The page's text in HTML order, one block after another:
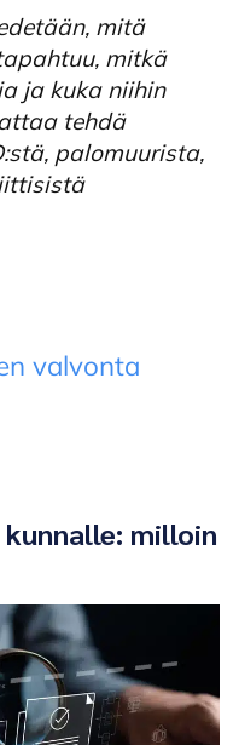
mitä
mitkä
ja kuka niihin
tehdä
palomuurista,
valvonta
milloin